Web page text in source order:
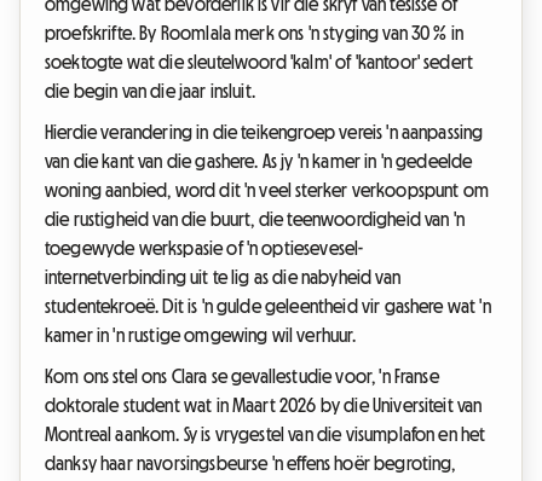
omgewing wat bevorderlik is vir die skryf van tesisse of
proefskrifte. By Roomlala merk ons 'n styging van 30 % in
soektogte wat die sleutelwoord 'kalm' of 'kantoor' sedert
die begin van die jaar insluit.
Hierdie verandering in die teikengroep vereis 'n aanpassing
van die kant van die gashere. As jy 'n kamer in 'n gedeelde
woning aanbied, word dit 'n veel sterker verkoopspunt om
die rustigheid van die buurt, die teenwoordigheid van 'n
toegewyde werkspasie of 'n optiesevesel-
internetverbinding uit te lig as die nabyheid van
studentekroeë. Dit is 'n gulde geleentheid vir gashere wat 'n
kamer in 'n rustige omgewing wil verhuur.
Kom ons stel ons Clara se gevallestudie voor, 'n Franse
doktorale student wat in Maart 2026 by die Universiteit van
Montreal aankom. Sy is vrygestel van die visumplafon en het
danksy haar navorsingsbeurse 'n effens hoër begroting,